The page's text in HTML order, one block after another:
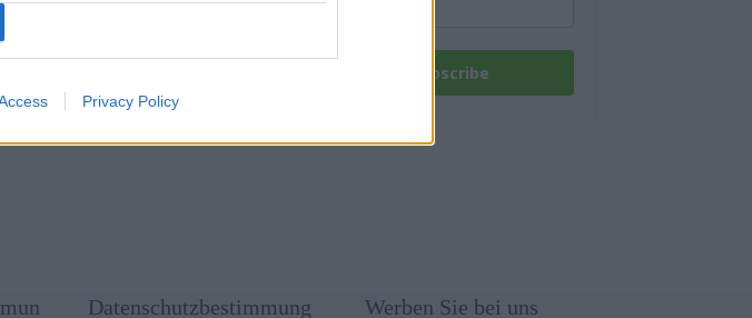
Privacy Policy
Subscribe
Datenschutzbestimmung Werben Sie bei uns